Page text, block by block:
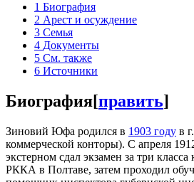
1 Биография
2 Арест и осуждение
3 Семья
4 Документы
5 См. также
6 Источники
Биография[править]
Зиновий Юфа родился в 1903 году в
коммерческой конторы). С апреля
экстерном сдал экзамен за три
РККА в Полтаве, затем проходил